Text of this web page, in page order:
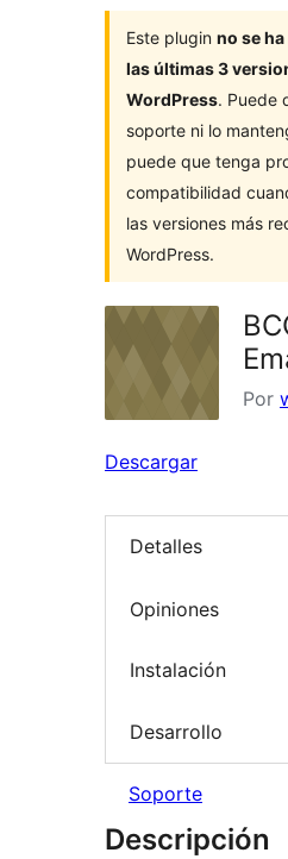
Este plugin no se
las últimas 3
WordPress. Puede
soporte ni lo
puede que tenga
compatibilidad
las versiones más
WordPress.
Por
Descargar
Detalles
Opiniones
Instalación
Desarrollo
Soporte
Descripción